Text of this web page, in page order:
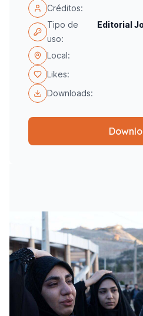
Créditos:
Tipo de
uso:
Editorial
Local:
Likes:
Downloads: